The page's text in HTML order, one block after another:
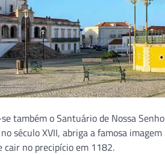
também o Santuário de Nossa
século XVII, abriga a famosa
cair no precipício em 1182.